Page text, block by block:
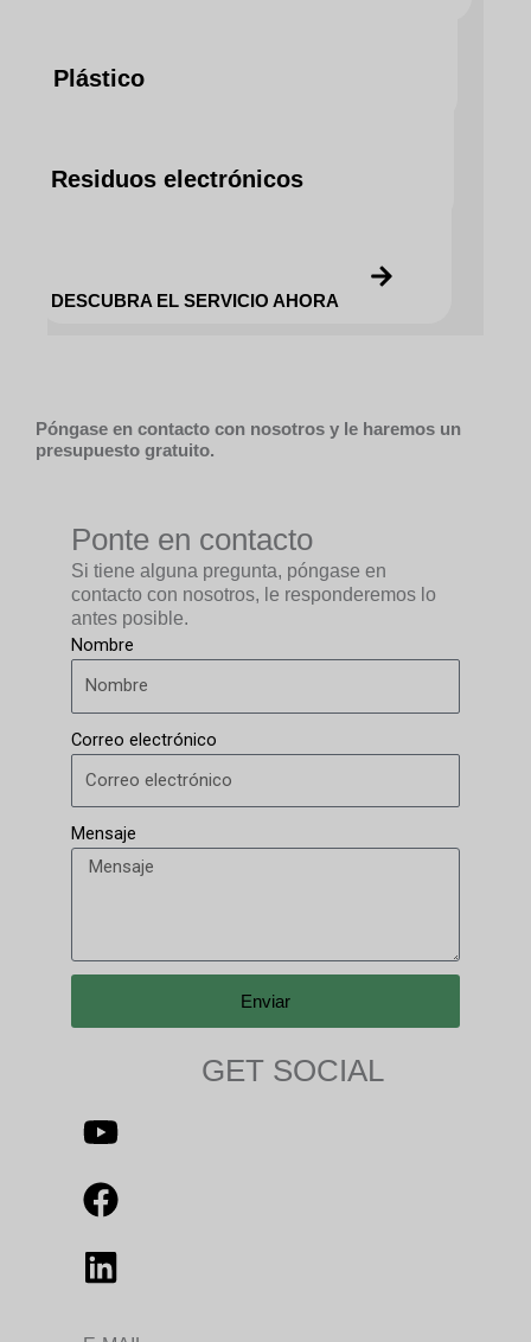
Plástico
Residuos electrónicos
DESCUBRA EL SERVICIO AHORA
Póngase en contacto con nosotros y le haremos un
presupuesto gratuito.
Ponte en contacto
Si tiene alguna pregunta, póngase en
contacto con nosotros, le responderemos lo
antes posible.
Nombre
Correo electrónico
Mensaje
Enviar
GET SOCIAL